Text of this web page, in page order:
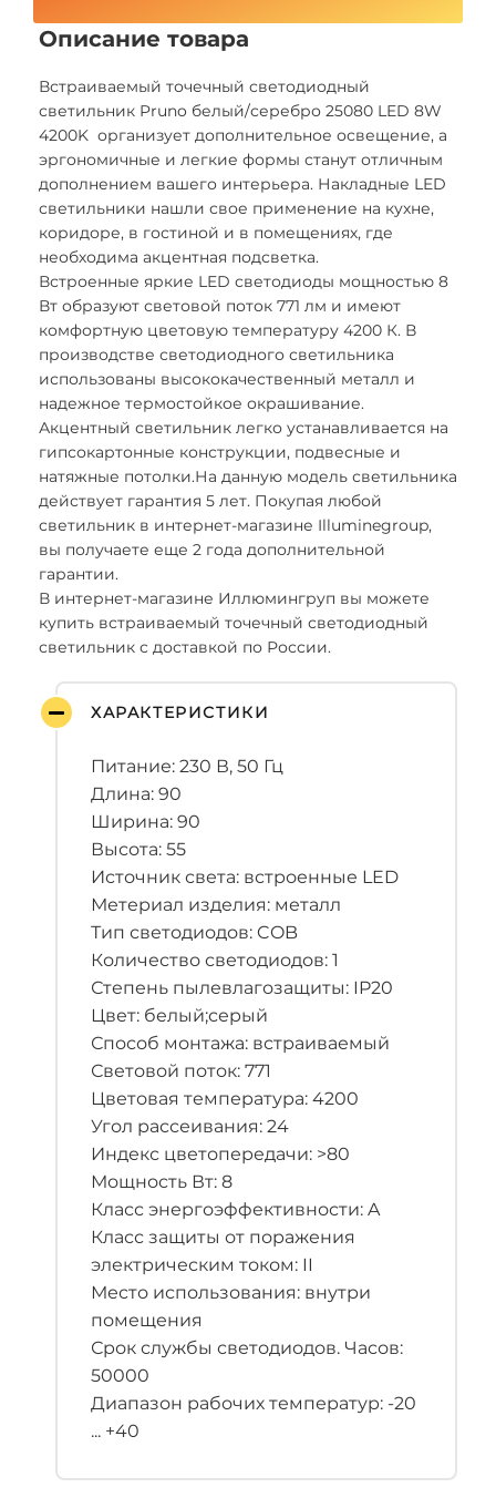
Описание товара
Встраиваемый точечный светодиодный
светильник Pruno белый/серебро 25080 LED 8W
4200K организует дополнительное освещение, а
эргономичные и легкие формы станут отличным
дополнением вашего интерьера. Накладные LED
светильники нашли свое применение на кухне,
коридоре, в гостиной и в помещениях, где
необходима акцентная подсветка.
Встроенные яркие LED светодиоды мощностью 8
Вт образуют световой поток 771 лм и имеют
комфортную цветовую температуру 4200 К. В
производстве светодиодного светильника
использованы высококачественный металл и
надежное термостойкое окрашивание.
Акцентный светильник легко устанавливается на
гипсокартонные конструкции, подвесные и
натяжные потолки.На данную модель светильника
действует гарантия 5 лет. Покупая любой
светильник в интернет-магазине Illuminegroup,
вы получаете еще 2 года дополнительной
гарантии.
В интернет-магазине Иллюмингруп вы можете
купить встраиваемый точечный светодиодный
светильник с доставкой по России.
ХАРАКТЕРИСТИКИ
Питание: 230 В, 50 Гц
Длина: 90
Ширина: 90
Высота: 55
Источник света: встроенные LED
Метериал изделия: металл
Тип светодиодов: COB
Количество светодиодов: 1
Степень пылевлагозащиты: IP20
Цвет: белый;серый
Способ монтажа: встраиваемый
Световой поток: 771
Цветовая температура: 4200
Угол рассеивания: 24
Индекс цветопередачи: >80
Мощность Вт: 8
Класс энергоэффективности: A
Класс защиты от поражения
электрическим током: II
Место использования: внутри
помещения
Срок службы светодиодов. Часов:
50000
Диапазон рабочих температур: -20
... +40